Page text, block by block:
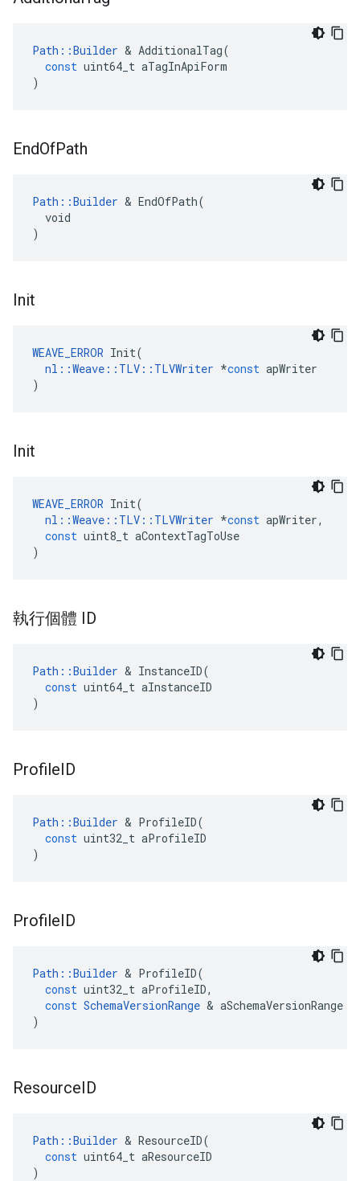
Path ::Builder & AdditionalTag(
const uint64_t aTagInApiForm
)
EndOfPath
Path::Builder & EndOfPath(
  void
)
Init
WEAVE_ERROR Init(
nl ::Weave :: TLV :: TLVWriter *const apWriter
)
Init
WEAVE_ERROR Init(
nl ::Weave :: TLV :: TLVWriter *const apWriter,
const uint8_t aContextTagToUse
)
執行個體 ID
Path ::Builder & InstanceID(
const uint64_t aInstanceID
)
ProfileID
Path ::Builder & ProfileID(
const uint32_t aProfileID
)
ProfileID
Path ::Builder & ProfileID(
const uint32_t aProfileID,
const SchemaVersionRange & aSchemaVersionRange
)
ResourceID
Path ::Builder & ResourceID(
const uint64_t aResourceID
)